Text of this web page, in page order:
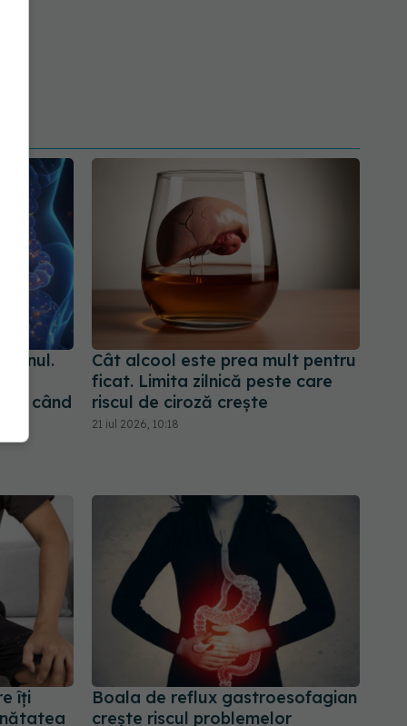
și când
Cât alcool este prea mult pentru
ficat. Limita zilnică peste care
riscul de ciroză crește
21 iul 2026, 10:18
îți
Boala de reflux gastroesofagian
crește riscul problemelor